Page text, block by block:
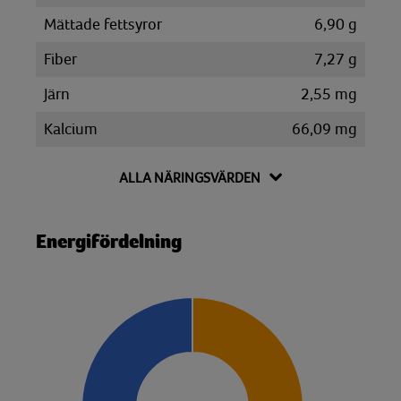
Mättade fettsyror
6,90 g
Fiber
7,27 g
Järn
2,55 mg
Kalcium
66,09 mg
Kolhydrat
Monosackarider
Sackaros
Magnesium
95,38 mg
ALLA NÄRINGSVÄRDEN
Energifördelning